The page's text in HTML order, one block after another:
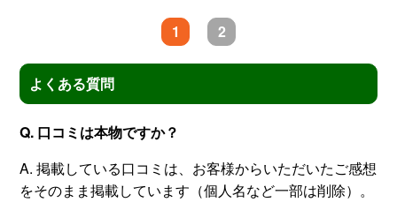
1 2
よくある質問
Q. 口コミは本物ですか？
A. 掲載している口コミは、お客様からいただいたご感想
をそのまま掲載しています（個人名など一部は削除）。